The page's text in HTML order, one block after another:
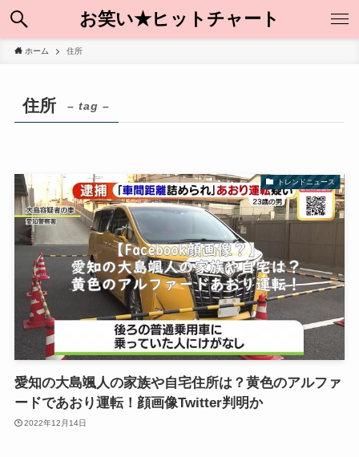
お笑い★ヒットチャート
ホーム 住所
住所 – tag –
トレンドニュース
愛知の大島颯人の家族や自宅住所は？黄色のアルファ
ードであおり運転！顔画像Twitter判明か
2022年12月14日